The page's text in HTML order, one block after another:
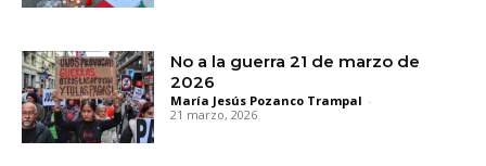
No a la guerra 21 de marzo de
2026
María Jesús Pozanco Trampal -
21 marzo, 2026